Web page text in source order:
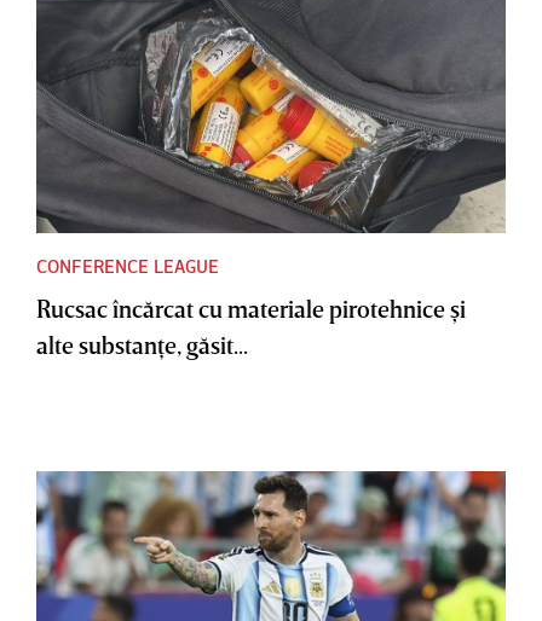
CONFERENCE LEAGUE
Rucsac încărcat cu materiale pirotehnice şi
alte substanţe, găsit...